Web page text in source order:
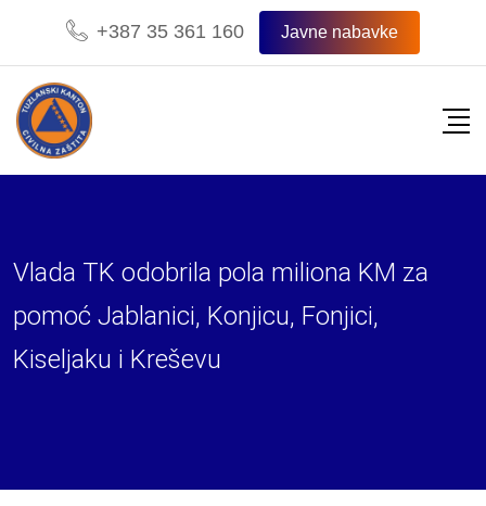
+387 35 361 160 Javne nabavke
Vlada TK odobrila pola miliona KM za
pomoć Jablanici, Konjicu, Fonjici,
Kiseljaku i Kreševu